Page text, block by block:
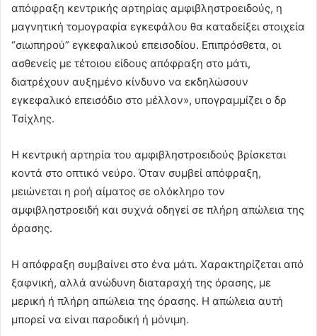
απόφραξη κεντρικής αρτηρίας αμφιβληστροειδούς, η
μαγνητική τομογραφία εγκεφάλου θα καταδείξει στοιχεία
“σιωπηρού” εγκεφαλικού επεισοδίου. Επιπρόσθετα, οι
ασθενείς με τέτοιου είδους απόφραξη στο μάτι,
διατρέχουν αυξημένο κίνδυνο να εκδηλώσουν
εγκεφαλικό επεισόδιο στο μέλλον», υπογραμμίζει ο δρ
Τσίχλης.
Η κεντρική αρτηρία του αμφιβληστροειδούς βρίσκεται
κοντά στο οπτικό νεύρο. Όταν συμβεί απόφραξη,
μειώνεται η ροή αίματος σε ολόκληρο τον
αμφιβληστροειδή και συχνά οδηγεί σε πλήρη απώλεια της
όρασης.
Η απόφραξη συμβαίνει στο ένα μάτι. Χαρακτηρίζεται από
ξαφνική, αλλά ανώδυνη διαταραχή της όρασης, με
μερική ή πλήρη απώλεια της όρασης. Η απώλεια αυτή
μπορεί να είναι παροδική ή μόνιμη.